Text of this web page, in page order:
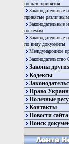
по дате принятия
Законодательные
принятые
Законодательные
по темам
Законодательные
по виду документы
Международное
Законы
Кодексы
Право
Полезные
Контакты
Новости сайта
Поиск